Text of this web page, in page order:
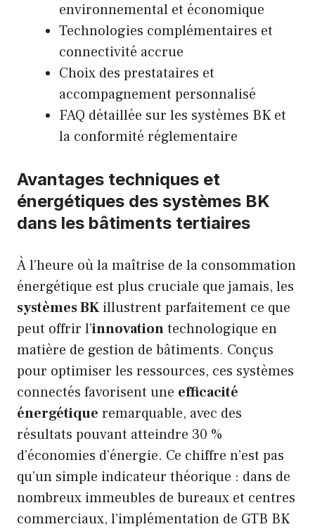
environnemental et économique
Technologies complémentaires et
connectivité accrue
Choix des prestataires et
accompagnement personnalisé
FAQ détaillée sur les systèmes BK et
la conformité réglementaire
Avantages techniques et
énergétiques des systèmes BK
dans les bâtiments tertiaires
À l’heure où la maîtrise de la consommation
énergétique est plus cruciale que jamais, les
systèmes BK illustrent parfaitement ce que
peut offrir l’innovationtechnologique en
matière de gestion de bâtiments. Conçus
pour optimiser les ressources, ces systèmes
connectés favorisent une efficacité
énergétique remarquable, avec des
résultats pouvant atteindre 30 %
d’économies d’énergie. Ce chiffre n’est pas
qu’un simple indicateur théorique : dans de
nombreux immeubles de bureaux et centres
commerciaux, l’implémentation de GTB BK